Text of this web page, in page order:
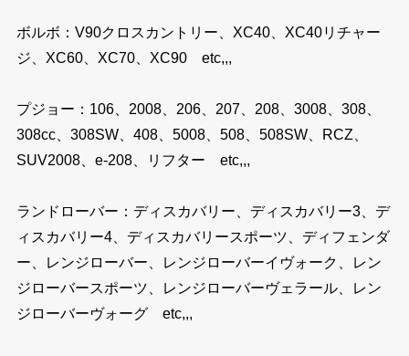
ボルボ：V90クロスカントリー、XC40、XC40リチャー
ジ、XC60、XC70、XC90 etc,,,
プジョー：106、2008、206、207、208、3008、308、
308cc、308SW、408、5008、508、508SW、RCZ、
SUV2008、e-208、リフター etc,,,
ランドローバー：ディスカバリー、ディスカバリー3、デ
ィスカバリー4、ディスカバリースポーツ、ディフェンダ
ー、レンジローバー、レンジローバーイヴォーク、レン
ジローバースポーツ、レンジローバーヴェラール、レン
ジローバーヴォーグ etc,,,